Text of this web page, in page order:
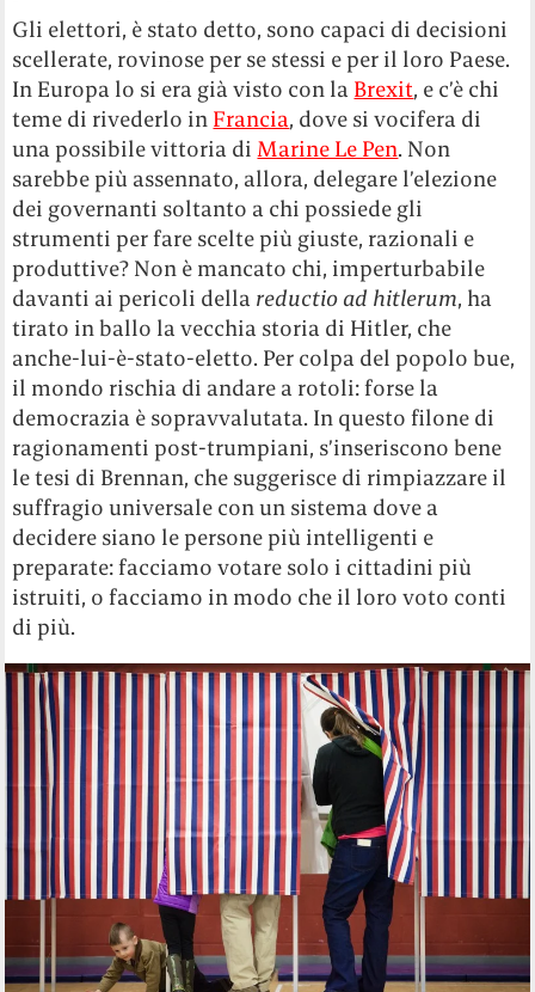
Gli elettori, è stato detto, sono capaci di decisioni
scellerate, rovinose per se stessi e per il loro Paese.
In Europa lo si era già visto con la Brexit, e c’è chi
teme di rivederlo in Francia, dove si vocifera di
una possibile vittoria diMarine Le Pen. Non
sarebbe più assennato, allora, delegare l’elezione
dei governanti soltanto a chi possiede gli
strumenti per fare scelte più giuste, razionali e
produttive? Non è mancato chi, imperturbabile
davanti ai pericoli della reductio ad hitlerum, ha
tirato in ballo la vecchia storia di Hitler, che
anche-lui-è-stato-eletto. Per colpa del popolo bue,
il mondo rischia di andare a rotoli: forse la
democrazia è sopravvalutata. In questo filone di
ragionamenti post-trumpiani, s’inseriscono bene
le tesi di Brennan, che suggerisce di rimpiazzare il
suffragio universale con un sistema dove a
decidere siano le persone più intelligenti e
preparate: facciamo votare solo i cittadini più
istruiti, o facciamo in modo che il loro voto conti
di più.